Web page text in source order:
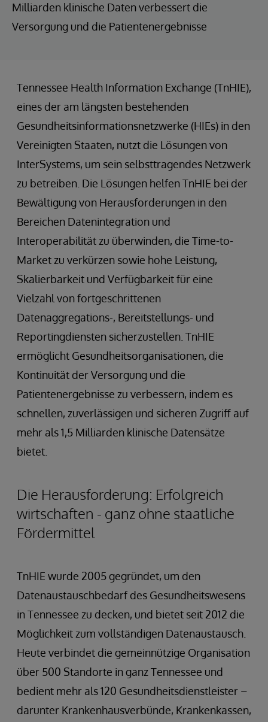
Milliarden klinische Daten verbessert die
Versorgung und die Patientenergebnisse
Tennessee Health Information Exchange (TnHIE),
eines der am längsten bestehenden
Gesundheitsinformationsnetzwerke (HIEs) in den
Vereinigten Staaten, nutzt die Lösungen von
InterSystems, um sein selbsttragendes Netzwerk
zu betreiben. Die Lösungen helfen TnHIE bei der
Bewältigung von Herausforderungen in den
Bereichen Datenintegration und
Interoperabilität zu überwinden, die Time-to-
Market zu verkürzen sowie hohe Leistung,
Skalierbarkeit und Verfügbarkeit für eine
Vielzahl von fortgeschrittenen
Datenaggregations-, Bereitstellungs- und
Reportingdiensten sicherzustellen. TnHIE
ermöglicht Gesundheitsorganisationen, die
Kontinuität der Versorgung und die
Patientenergebnisse zu verbessern, indem es
schnellen, zuverlässigen und sicheren Zugriff auf
mehr als 1,5 Milliarden klinische Datensätze
bietet.
Die Herausforderung: Erfolgreich
wirtschaften - ganz ohne staatliche
Fördermittel
TnHIE wurde 2005 gegründet, um den
Datenaustauschbedarf des Gesundheitswesens
in Tennessee zu decken, und bietet seit 2012 die
Möglichkeit zum vollständigen Datenaustausch.
Heute verbindet die gemeinnützige Organisation
über 500 Standorte in ganz Tennessee und
bedient mehr als 120 Gesundheitsdienstleister –
darunter Krankenhausverbünde, Krankenkassen,